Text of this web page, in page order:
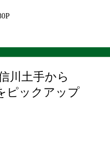
川土手から
ピックアップ